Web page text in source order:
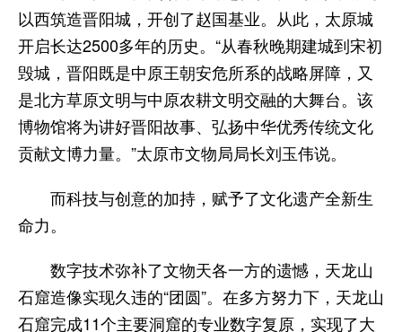
以西筑造晋阳城，开创了赵国基业。从此，太原城
开启长达2500多年的历史。“从春秋晚期建城到宋初
毁城，晋阳既是中原王朝安危所系的战略屏障，又
是北方草原文明与中原农耕文明交融的大舞台。该
博物馆将为讲好晋阳故事、弘扬中华优秀传统文化
贡献文博力量。”太原市文物局局长刘玉伟说。
而科技与创意的加持，赋予了文化遗产全新生
命力。
数字技术弥补了文物天各一方的遗憾，天龙山
石窟造像实现久违的“团圆”。在多方努力下，天龙山
石窟完成11个主要洞窟的专业数字复原，实现了大